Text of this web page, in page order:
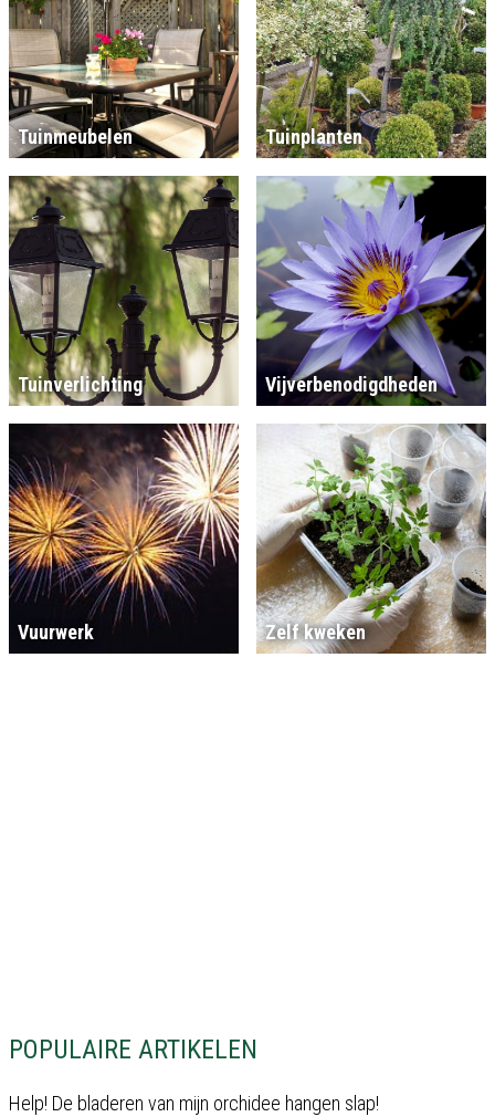
POPULAIRE ARTIKELEN
Help! De bladeren van mijn orchidee hangen slap!
Tuinmeubelen Tuinplanten
Tuinverlichting Vijverbenodigdheden
Vuurwerk Zelf kweken